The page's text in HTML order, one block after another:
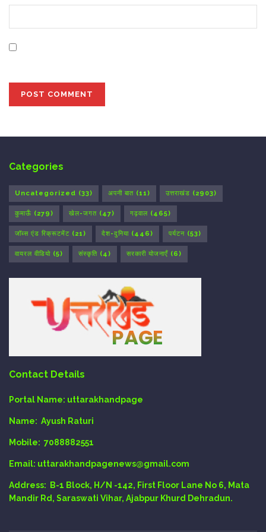
Categories
Uncategorized (33) अपनी बात (11) उत्तराखंड (2903)
कुमाऊँ (279) खेल-जगत (47) गढ़वाल (465)
जॉब्स एंड रिक्रूटमेंट (21) देश-दुनिया (446) पर्यटन (53)
वायरल वीडियो (5) संस्कृति (4) सरकारी योजनाएँ (6)
Contact Details
Portal Name: uttarakhandpage
Name: Ayush Raturi
Mobile: 7088882551
Email: uttarakhandpagenews@gmail.com
Address:
B-1 Block, H/N -142, First Floor Lane No 6, Mata
Mandir Rd, Saraswati Vihar, Ajabpur Khurd Dehradun.